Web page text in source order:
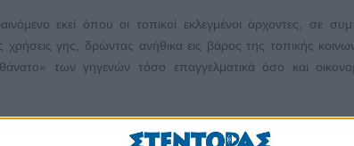
εκεί όπου οι τοπικοί εκλεγμένοι άρχοντες, σε
χρήσεις γης, δρώντας ανήθικα εις βάρος της τοπικής
των γηγενών τόσο επαγγελματικά όσο και
τότε η ανηθικότητα οδηγεί ευθέως, αργά ή γρήγορα, στον